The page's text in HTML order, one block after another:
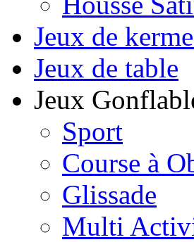
Jeux de
Jeux de table
Jeux
Sport
Course à
Glissade
Multi